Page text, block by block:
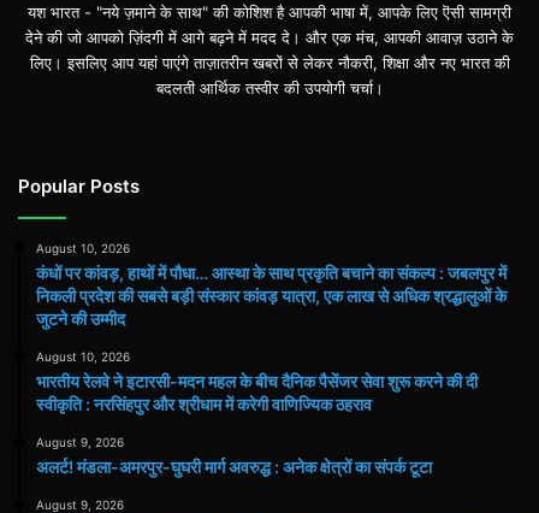
यश भारत - "नये ज़माने के साथ" की कोशिश है आपकी भाषा में, आपके लिए ऎसी सामग्री
देने की जो आपको ज़िंदगी में आगे बढ़ने में मदद दे। और एक मंच, आपकी आवाज़ उठाने के
लिए। इसलिए आप यहां पाएंगे ताज़ातरीन खबरों से लेकर नौकरी, शिक्षा और नए भारत की
बदलती आर्थिक तस्वीर की उपयोगी चर्चा।
Popular Posts
August 10, 2026
कंधों पर कांवड़, हाथों में पौधा… आस्था के साथ प्रकृति बचाने का संकल्प : जबलपुर में
निकली प्रदेश की सबसे बड़ी संस्कार कांवड़ यात्रा, एक लाख से अधिक श्रद्धालुओं के
जुटने की उम्मीद
August 10, 2026
भारतीय रेलवे ने इटारसी-मदन महल के बीच दैनिक पैसेंजर सेवा शुरू करने की दी
स्वीकृति : नरसिंहपुर और श्रीधाम में करेगी वाणिज्यिक ठहराव
August 9, 2026
अलर्ट! मंडला-अमरपुर-घुघरी मार्ग अवरुद्ध : अनेक क्षेत्रों का संपर्क टूटा
August 9, 2026